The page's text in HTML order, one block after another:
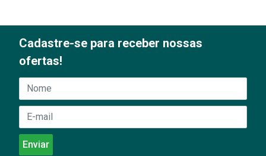
Cadastre-se para receber nossas
ofertas!